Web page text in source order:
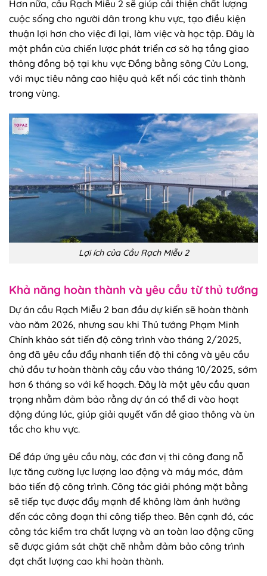
Hơn nữa, cầu Rạch Miễu 2 sẽ giúp cải thiện chất lượng
cuộc sống cho người dân trong khu vực, tạo điều kiện
thuận lợi hơn cho việc đi lại, làm việc và học tập. Đây là
một phần của chiến lược phát triển cơ sở hạ tầng giao
thông đồng bộ tại khu vực Đồng bằng sông Cửu Long,
với mục tiêu nâng cao hiệu quả kết nối các tỉnh thành
trong vùng.
Lợi ích của Cầu Rạch Miễu 2
Khả năng hoàn thành và yêu cầu từ thủ tướng
Dự án cầu Rạch Miễu 2 ban đầu dự kiến sẽ hoàn thành
vào năm 2026, nhưng sau khi Thủ tướng Phạm Minh
Chính khảo sát tiến độ công trình vào tháng 2/2025,
ông đã yêu cầu đẩy nhanh tiến độ thi công và yêu cầu
chủ đầu tư hoàn thành cây cầu vào tháng 10/2025, sớm
hơn 6 tháng so với kế hoạch. Đây là một yêu cầu quan
trọng nhằm đảm bảo rằng dự án có thể đi vào hoạt
động đúng lúc, giúp giải quyết vấn đề giao thông và ùn
tắc cho khu vực.
Để đáp ứng yêu cầu này, các đơn vị thi công đang nỗ
lực tăng cường lực lượng lao động và máy móc, đảm
bảo tiến độ công trình. Công tác giải phóng mặt bằng
sẽ tiếp tục được đẩy mạnh để không làm ảnh hưởng
đến các công đoạn thi công tiếp theo. Bên cạnh đó, các
công tác kiểm tra chất lượng và an toàn lao động cũng
sẽ được giám sát chặt chẽ nhằm đảm bảo công trình
đạt chất lượng cao khi hoàn thành.